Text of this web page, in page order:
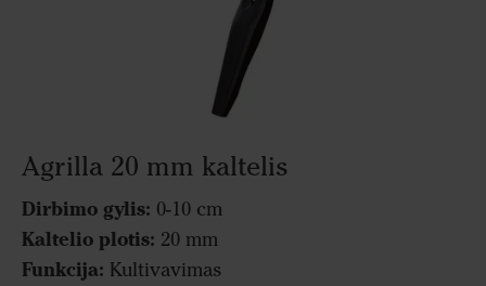
Agrilla 20 mm kaltelis
Dirbimo gylis: 0-10 cm
Kaltelio plotis: 20 mm
Funkcija: Kultivavimas